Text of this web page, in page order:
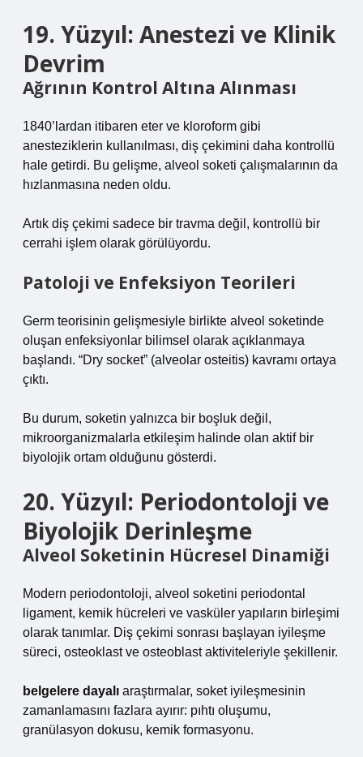
19. Yüzyıl: Anestezi ve Klinik
Devrim
Ağrının Kontrol Altına Alınması
1840’lardan itibaren eter ve kloroform gibi
anesteziklerin kullanılması, diş çekimini daha kontrollü
hale getirdi. Bu gelişme, alveol soketi çalışmalarının da
hızlanmasına neden oldu.
Artık diş çekimi sadece bir travma değil, kontrollü bir
cerrahi işlem olarak görülüyordu.
Patoloji ve Enfeksiyon Teorileri
Germ teorisinin gelişmesiyle birlikte alveol soketinde
oluşan enfeksiyonlar bilimsel olarak açıklanmaya
başlandı. “Dry socket” (alveolar osteitis) kavramı ortaya
çıktı.
Bu durum, soketin yalnızca bir boşluk değil,
mikroorganizmalarla etkileşim halinde olan aktif bir
biyolojik ortam olduğunu gösterdi.
20. Yüzyıl: Periodontoloji ve
Biyolojik Derinleşme
Alveol Soketinin Hücresel Dinamiği
Modern periodontoloji, alveol soketini periodontal
ligament, kemik hücreleri ve vasküler yapıların birleşimi
olarak tanımlar. Diş çekimi sonrası başlayan iyileşme
süreci, osteoklast ve osteoblast aktiviteleriyle şekillenir.
belgelere dayalı araştırmalar, soket iyileşmesinin
zamanlamasını fazlara ayırır: pıhtı oluşumu,
granülasyon dokusu, kemik formasyonu.